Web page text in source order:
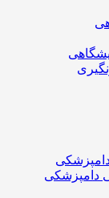
دامپزشکی